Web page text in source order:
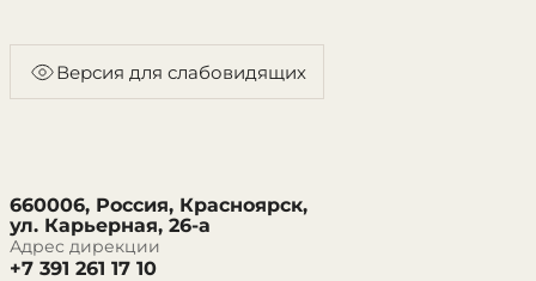
Версия для слабовидящих
660006, Россия, Красноярск,
ул. Карьерная, 26-а
Адрес дирекции
+7 391 261 17 10